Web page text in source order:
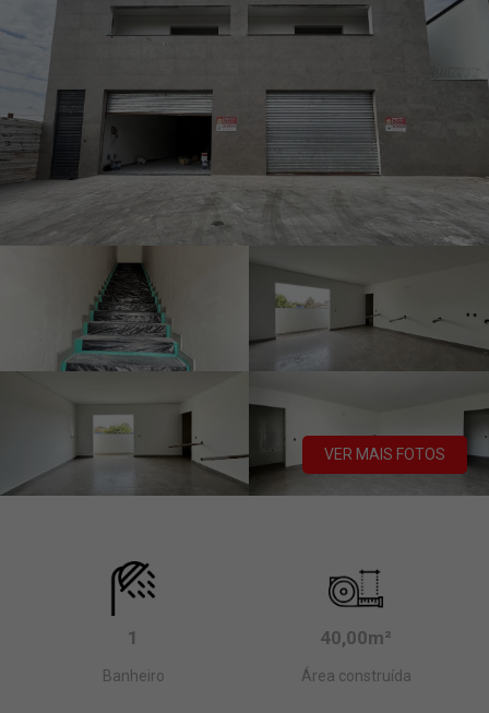
VER MAIS FOTOS
1
Banheiro
40,00m²
Área construída